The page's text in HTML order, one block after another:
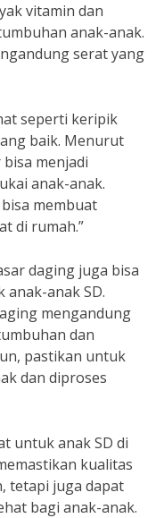
vitamin dan
anak-anak.
serat yang
seperti keripik
baik. Menurut
menjadi
anak-anak.
membuat
di rumah.”
daging juga bisa
anak SD.
mengandung
dan
pastikan untuk
dan diproses
untuk anak SD di
kualitas
tetapi juga dapat
bagi anak-anak.